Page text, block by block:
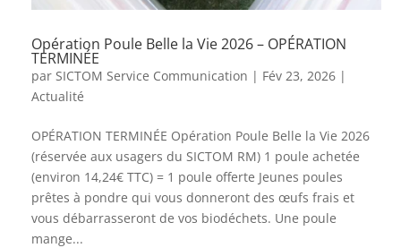
Opération Poule Belle la Vie 2026 – OPÉRATION
TERMINÉE
par SICTOM Service Communication | Fév 23, 2026|
Actualité
OPÉRATION TERMINÉE Opération Poule Belle la Vie 2026
(réservée aux usagers du SICTOM RM) 1 poule achetée
(environ 14,24€ TTC) = 1 poule offerte Jeunes poules
prêtes à pondre qui vous donneront des œufs frais et
vous débarrasseront de vos biodéchets. Une poule
mange...